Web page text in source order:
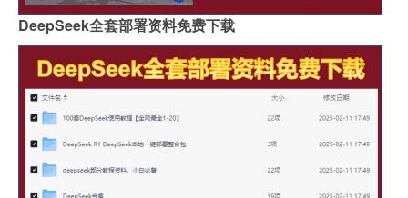
DeepSeek全套部署资料免费下载